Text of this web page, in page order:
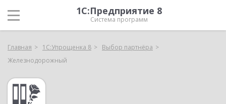
1С:Предприятие 8
Система программ
Главная 1С:Упрощенка 8
Выбор партнёра
Железнодорожный